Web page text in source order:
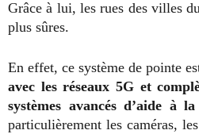
Grâce à lui, les rues des villes
plus sûres.
En effet, ce système de pointe
avec les réseaux 5G et
systèmes avancés d’aide à
particulièrement les caméras,